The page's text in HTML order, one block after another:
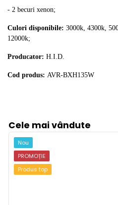
- 2 becuri xenon;
Culori disponibile: 3000k, 4300k,
12000k;
Producator:H.I.D.
Cod produs: AVR-BXH135W
Cele mai vândute
Nou
PROMOȚIE
Produs top